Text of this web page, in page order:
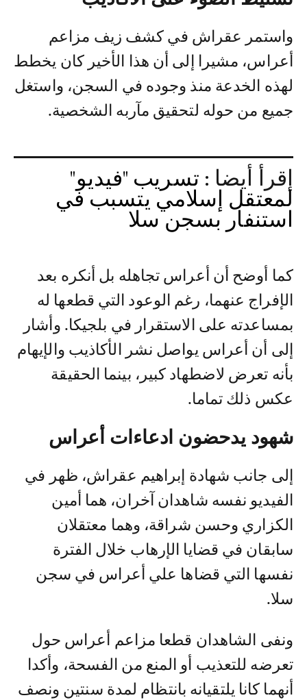
واستمر عقراش في كشف زيف مزاعم
أعراس، مشيرا إلى أن هذا الأخير كان يخطط
لهذه الخدعة منذ وجوده في السجن، واستغل
جميع من حوله لتحقيق مآربه الشخصية.
إقرأ أيضا : تسريب "فيديو"
لمعتقل إسلامي يتسبب في
استنفار بسجن سلا
كما أوضح أن أعراس تجاهله بل أنكره بعد
الإفراج عنهما، رغم الوعود التي قطعها له
بمساعدته على الاستقرار في بلجيكا. وأشار
إلى أن أعراس يواصل نشر الأكاذيب والإيهام
بأنه تعرض لاضطهاد كبير، بينما الحقيقة
عكس ذلك تماما.
شهود يدحضون ادعاءات أعراس
إلى جانب شهادة إبراهيم عقراش، ظهر في
الفيديو نفسه شاهدان آخران، هما أمين
الكزاري وحسن شراقة، وهما معتقلان
سابقان في قضايا الإرهاب خلال الفترة
نفسها التي قضاها علي أعراس في سجن
سلا.
ونفى الشاهدان قطعا مزاعم أعراس حول
تعرضه للتعذيب أو المنع من الفسحة، وأكدا
أنهما كانا يلتقيانه بانتظام لمدة سنتين ونصف